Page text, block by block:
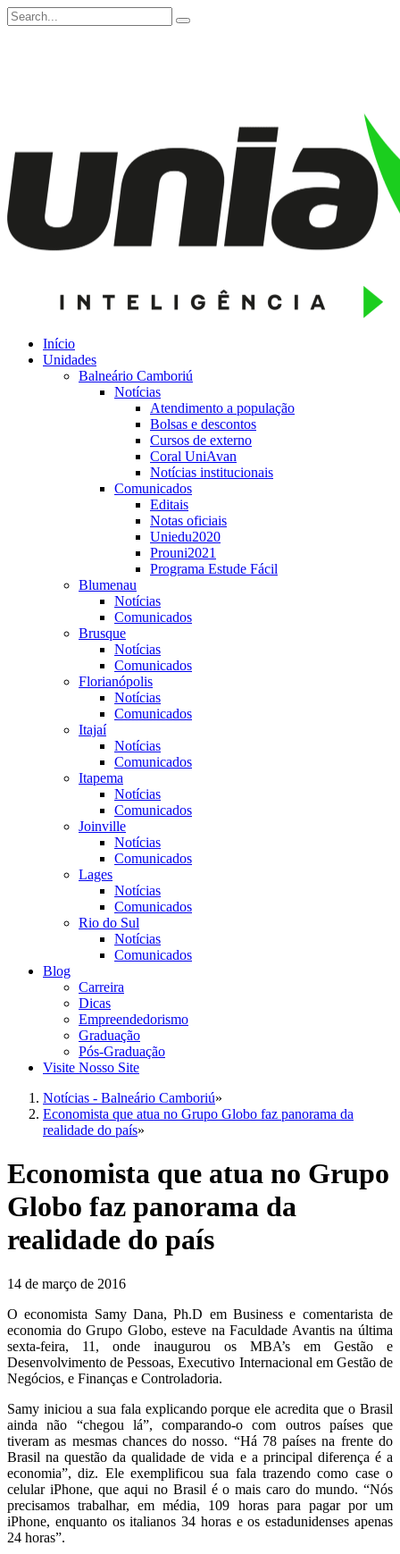
Início
Unidades
Balneário Camboriú
Notícias
Atendimento a população
Bolsas e descontos
Cursos de externo
Coral UniAvan
Notícias institucionais
Comunicados
Editais
Notas oficiais
Uniedu2020
Prouni2021
Programa Estude Fácil
Blumenau
Notícias
Comunicados
Brusque
Notícias
Comunicados
Florianópolis
Notícias
Comunicados
Itajaí
Notícias
Comunicados
Itapema
Notícias
Comunicados
Joinville
Notícias
Comunicados
Lages
Notícias
Comunicados
Rio do Sul
Notícias
Comunicados
Blog
Carreira
Dicas
Empreendedorismo
Graduação
Pós-Graduação
Visite Nosso Site
Notícias - Balneário Camboriú»
Economista que atua no Grupo Globo faz panorama da
realidade do país»
Economista que atua no Grupo
Globo faz panorama da
realidade do país
14 de março de 2016
O economista Samy Dana, Ph.D em Business e comentarista de
economia do Grupo Globo, esteve na Faculdade Avantis na última
sexta-feira, 11, onde inaugurou os MBA’s em Gestão e
Desenvolvimento de Pessoas, Executivo Internacional em Gestão de
Negócios, e Finanças e Controladoria.
Samy iniciou a sua fala explicando porque ele acredita que o Brasil
ainda não “chegou lá”, comparando-o com outros países que
tiveram as mesmas chances do nosso. “Há 78 países na frente do
Brasil na questão da qualidade de vida e a principal diferença é a
economia”, diz. Ele exemplificou sua fala trazendo como case o
celular iPhone, que aqui no Brasil é o mais caro do mundo. “Nós
precisamos trabalhar, em média, 109 horas para pagar por um
iPhone, enquanto os italianos 34 horas e os estadunidenses apenas
24 horas”.